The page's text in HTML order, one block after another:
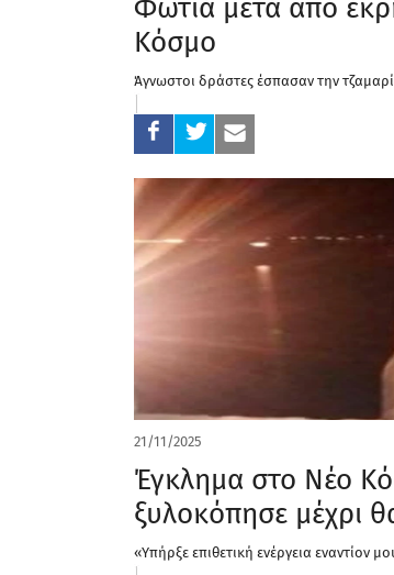
Φωτιά μετά από
Κόσμο
Άγνωστοι δράστες έσπασαν την
21/11/2025
Έγκλημα στο Νέο
ξυλοκόπησε μέχρι
«Υπήρξε επιθετική ενέργεια εναντίον